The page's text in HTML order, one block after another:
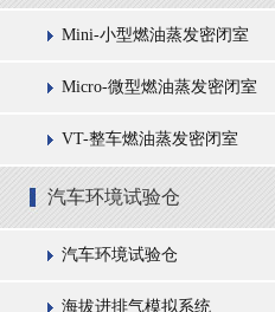
Mini-小型燃油蒸发密闭室
Micro-微型燃油蒸发密闭室
VT-整车燃油蒸发密闭室
汽车环境试验仓
汽车环境试验仓
海拔进排气模拟系统